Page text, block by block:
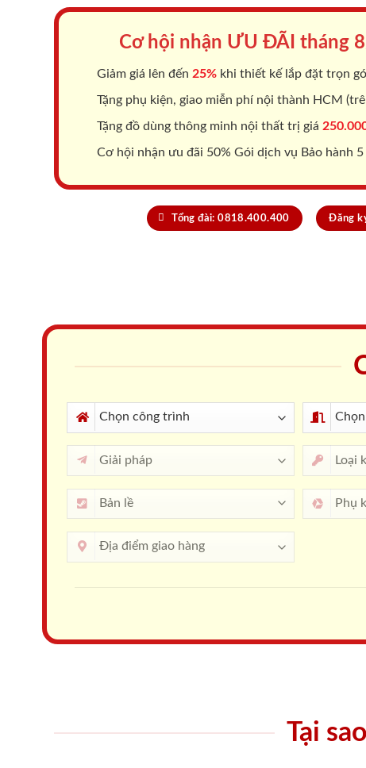
Cơ hội nhận ƯU ĐÃI tháng
Giảm giá lên đến 25% khi thiết kế lắp đặt trọn
Tặng phụ kiện, giao miễn phí nội thành HCM
Tặng đồ dùng thông minh nội thất trị giá
Cơ hội nhận ưu đãi 50% Gói dịch vụ Bảo hành 5
Tổng đài: 0818.400.400 Đăng
Tại